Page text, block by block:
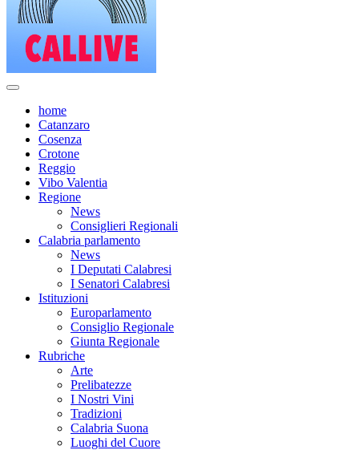
home
Catanzaro
Cosenza
Crotone
Reggio
Vibo Valentia
Regione
News
Consiglieri Regionali
Calabria parlamento
News
I Deputati Calabresi
I Senatori Calabresi
Istituzioni
Europarlamento
Consiglio Regionale
Giunta Regionale
Rubriche
Arte
Prelibatezze
I Nostri Vini
Tradizioni
Calabria Suona
Luoghi del Cuore